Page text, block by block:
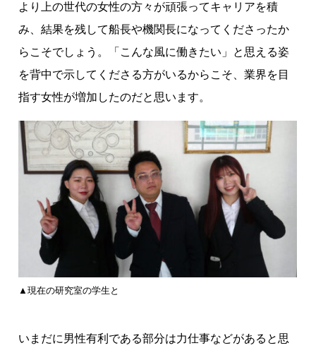
より上の世代の女性の方々が頑張ってキャリアを積
み、結果を残して船長や機関長になってくださったか
らこそでしょう。「こんな風に働きたい」と思える姿
を背中で示してくださる方がいるからこそ、業界を目
指す女性が増加したのだと思います。
▲現在の研究室の学生と
いまだに男性有利である部分は力仕事などがあると思